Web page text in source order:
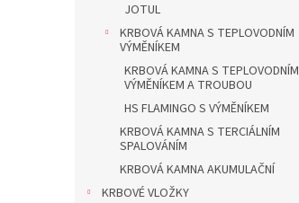
JOTUL
KRBOVÁ KAMNA S TEPLOVODNÍM
VÝMĚNÍKEM
KRBOVÁ KAMNA S TEPLOVODNÍM
VÝMĚNÍKEM A TROUBOU
HS FLAMINGO S VÝMĚNÍKEM
KRBOVÁ KAMNA S TERCIÁLNÍM
SPALOVÁNÍM
KRBOVÁ KAMNA AKUMULAČNÍ
KRBOVÉ VLOŽKY